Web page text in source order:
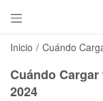

Inicio / Cuándo
Cuándo
2024